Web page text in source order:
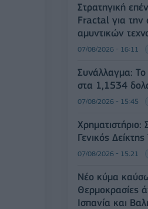
Στρατηγική
Fractal για την
αμυντικών
07/08/2026 - 16:11
Συνάλλαγμα: Το
στα 1,1534
07/08/2026 - 15:45
Γενικός
07/08/2026 - 15:21
Νέο κύμα
Θερμοκρασίες
Ισπανία και